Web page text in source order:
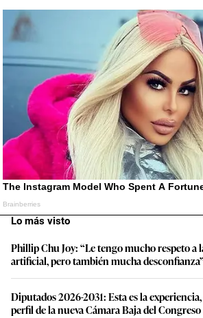
Lo más visto
Phillip Chu Joy: “Le tengo mucho respeto a
artificial, pero también mucha
Diputados 2026-2031: Esta es la
perfil de la nueva Cámara Baja del Congreso